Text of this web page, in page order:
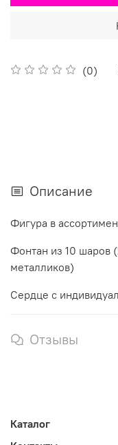
(0)
Описание
Фигура в
Фонтан из 10 шаров
металликов)
Сердце с
Отзывы
Каталог